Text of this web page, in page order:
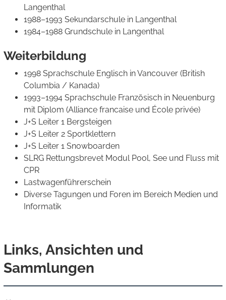
Langenthal
1988–1993 Sekundarschule in Langenthal
1984–1988 Grundschule in Langenthal
Weiterbildung
1998 Sprachschule Englisch in Vancouver (British
Columbia / Kanada)
1993–1994 Sprachschule Französisch in Neuenburg
mit Diplom (Alliance francaise und École privée)
J+S Leiter 1 Bergsteigen
J+S Leiter 2 Sportklettern
J+S Leiter 1 Snowboarden
SLRG Rettungsbrevet Modul Pool, See und Fluss mit
CPR
Lastwagenführerschein
Diverse Tagungen und Foren im Bereich Medien und
Informatik
Links, Ansichten und
Sammlungen